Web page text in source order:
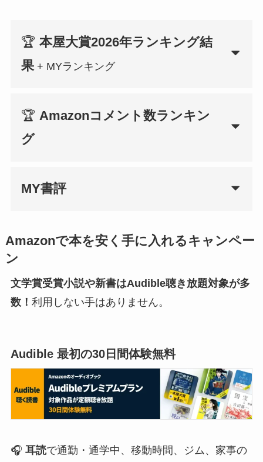
🏆 本屋大賞2026年ランキング結
果+ MYランキング
🏆 Amazonコメント数ランキン
グ
MY書評
Amazonで本を安く手に入れるキャンペー
ン
文学賞受賞小説や新書はAudible聴き放題対象が多
数！ 利用しない手はありません。
Audible 最初の30日間体験無料
🎧 耳読で通勤・通学中、移動時間、ジム、家事の